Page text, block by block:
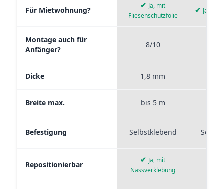
Für Mietwohnung?
✔ Ja, mit
Fliesenschutzfolie
✔ Ja,
Montage auch für
Anfänger?
8/10
Dicke 1,8 mm
Breite max. bis 5 m
Befestigung Selbstklebend
Repositionierbar
✔ Ja, mit
Nassverklebung